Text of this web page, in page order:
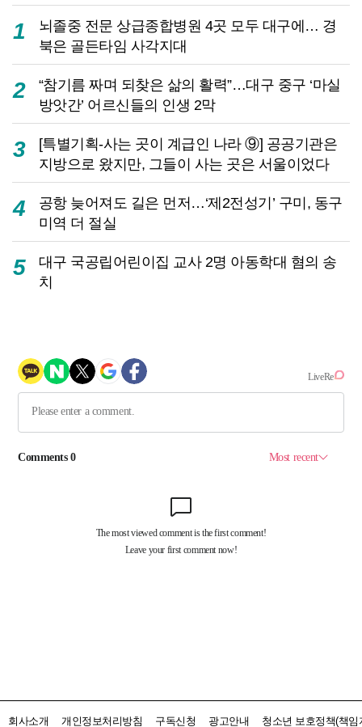
1
뇌졸중 전문 상급종합병원 4곳 모두 대구에… 경
북은 골든타임 사각지대
2
“참기름 짜며 되찾은 삶의 활력”…대구 중구 ‘마실
방앗간’ 어르신들의 인생 2막
3
[특별기획-사는 곳이 계급인 나라 ⑨] 공공기관은
지방으로 왔지만, 그들이 사는 곳은 서울이었다
4
공항 늦어져도 길은 먼저…‘제2전성기’ 구미, 동구
미역 더 절실
5
대구 국공립어린이집 교사 2명 아동학대 혐의 송
치
회사소개 개인정보처리방침 구독신청 광고안내 청소년 보호정책(책임